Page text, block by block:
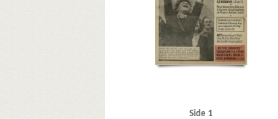
Danmarks Frihedsraad
Dansk-Tysk
Eden, Anthony EDES Ekström,
Frederiksberg, Kbh.
Frøslevlejren
Goldschmidt, Meir Aron, forfatter
Side 1